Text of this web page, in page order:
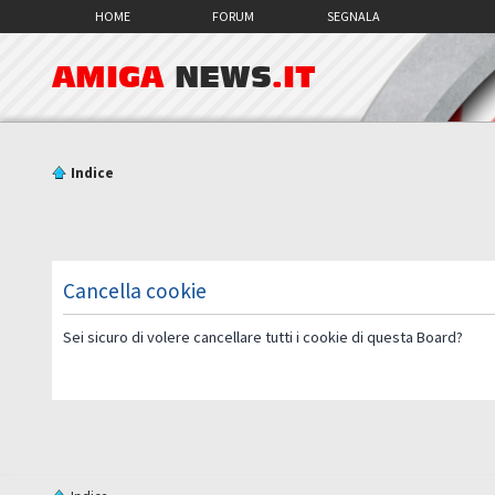
HOME FORUM SEGNALA
AMIGA NEWS.IT
Indice
Cancella cookie
Sei sicuro di volere cancellare tutti i cookie di questa Board?